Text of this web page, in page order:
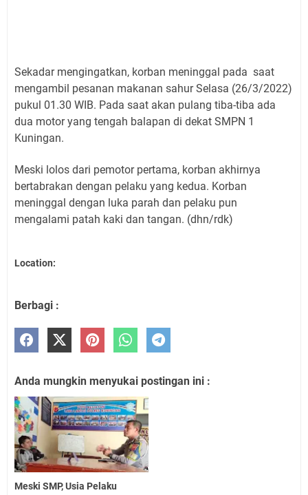
Sekadar mengingatkan, korban meninggal pada saat
mengambil pesanan makanan sahur Selasa (26/3/2022)
pukul 01.30 WIB. Pada saat akan pulang tiba-tiba ada
dua motor yang tengah balapan di dekat SMPN 1
Kuningan.
Meski lolos dari pemotor pertama, korban akhirnya
bertabrakan dengan pelaku yang kedua. Korban
meninggal dengan luka parah dan pelaku pun
mengalami patah kaki dan tangan. (dhn/rdk)
Location:
Berbagi :
Anda mungkin menyukai postingan ini :
Meski SMP, Usia Pelaku